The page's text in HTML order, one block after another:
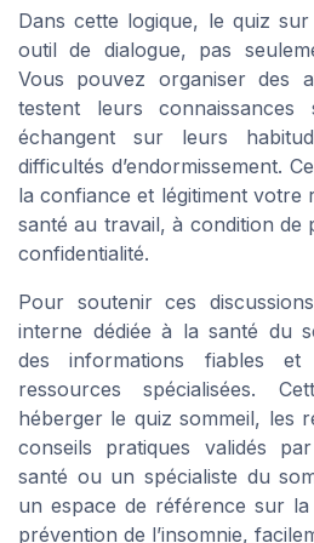
Dans cette logique, le quiz
outil de dialogue, pas
Vous pouvez organiser des
testent leurs
échangent sur leurs
difficultés d’endormissement.
la confiance et légitiment votre
santé au travail, à condition de
confidentialité.
Pour soutenir ces
interne dédiée à la santé du
des informations fiables
ressources spécialisées.
héberger le quiz sommeil, les
conseils pratiques validés
santé ou un spécialiste du
un espace de référence sur
prévention de l’insomnie,